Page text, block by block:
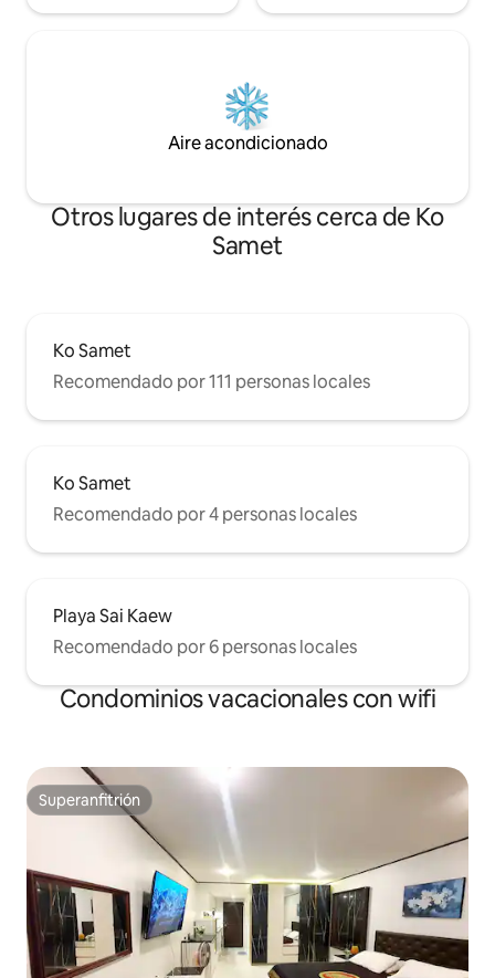
Aire acondicionado
Otros lugares de interés cerca de Ko
Samet
Ko Samet
Recomendado por 111 personas locales
Ko Samet
Recomendado por 4 personas locales
Playa Sai Kaew
Recomendado por 6 personas locales
Condominios vacacionales con wifi
Superanfitrión
Superanfitrión